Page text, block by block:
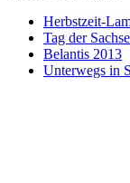
Herbstzeit-
Tag der
Belantis 2013
Unterwegs in